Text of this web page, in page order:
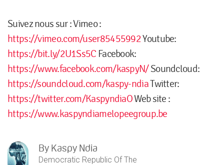
Suivez nous sur : Vimeo :
https://vimeo.com/user85455992Youtube:
https://bit.ly/2U1Ss5C Facebook:
https://www.facebook.com/kaspyN/Soundcloud:
https://soundcloud.com/kaspy-ndiaTwitter:
https://twitter.com/KaspyndiaOWeb site :
https://www.kaspyndiamelopeegroup.be
By Kaspy Ndia
Democratic Republic Of The